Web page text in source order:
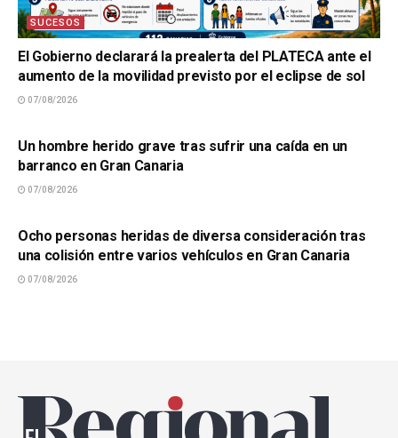
SUCESOS
El Gobierno declarará la prealerta del PLATECA ante el
aumento de la movilidad previsto por el eclipse de sol
07/08/2026
Un hombre herido grave tras sufrir una caída en un
barranco en Gran Canaria
07/08/2026
Ocho personas heridas de diversa consideración tras
una colisión entre varios vehículos en Gran Canaria
07/08/2026